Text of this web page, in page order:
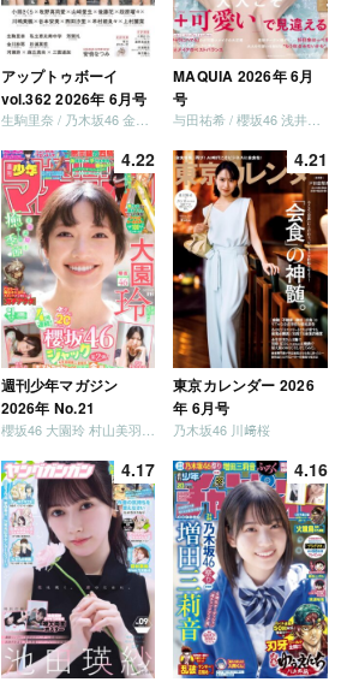
アップトゥボーイ
vol.362 2026年 6月号
MAQUIA 2026年 6月
号
4.22
週刊少年マガジン
2026年 No.21
4.21
東京カレンダー 2026
年 6月号
乃木坂46 川﨑桜
4.17 4.16